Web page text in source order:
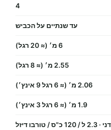
4
עד שנתיים על הכביש
6 מ׳ (≈ 20 רגל)
2.55 מ׳ (≈ 8 רגל)
2.06 מ׳ (≈ 6 רגל 9 אינץ׳)
1.9 מ׳ (≈ 6 רגל 3 אינץ׳)
2.3 ל / 120 כ"ס / טורבו דיזל